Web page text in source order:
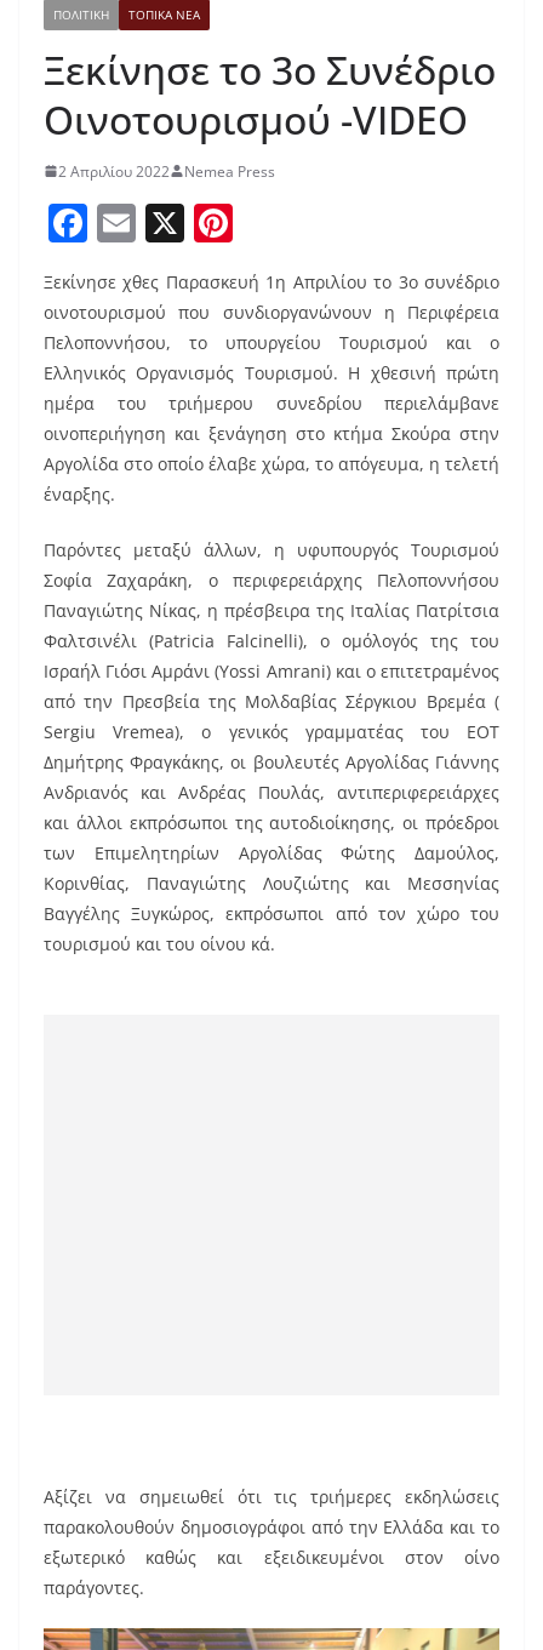
ΠΟΛΙΤΙΚΗ ΤΟΠΙΚΑ ΝΕΑ
Ξεκίνησε το 3ο Συνέδριο
Οινοτουρισμού -VIDEO
2 Απριλίου 2022 Nemea Press
F
c
e
b
o
o
k
E
m
ai
l
X
nt
er
e
st
Ξεκίνησε χθες Παρασκευή 1η Απριλίου τo 3o συνέδριο
οινοτουρισμού που συνδιοργανώνουν η Περιφέρεια
Πελοποννήσου, το υπουργείου Τουρισμού και ο
Ελληνικός Οργανισμός Τουρισμού. Η χθεσινή πρώτη
ημέρα του τριήμερου συνεδρίου περιελάμβανε
οινοπεριήγηση και ξενάγηση στο κτήμα Σκούρα στην
Αργολίδα στο οποίο έλαβε χώρα, το απόγευμα, η τελετή
έναρξης.
Παρόντες μεταξύ άλλων, η υφυπουργός Τουρισμού
Σοφία Ζαχαράκη, ο περιφερειάρχης Πελοποννήσου
Παναγιώτης Νίκας, η πρέσβειρα της Ιταλίας Πατρίτσια
Φαλτσινέλι (Patricia Falcinelli), ο ομόλογός της του
Ισραήλ Γιόσι Αμράνι (Yossi Amrani) και ο επιτετραμένος
από την Πρεσβεία της Μολδαβίας Σέργκιου Βρεμέα (
Sergiu Vremea), ο γενικός γραμματέας του ΕΟΤ
Δημήτρης Φραγκάκης, οι βουλευτές Αργολίδας Γιάννης
Ανδριανός και Ανδρέας Πουλάς, αντιπεριφερειάρχες
και άλλοι εκπρόσωποι της αυτοδιοίκησης, οι πρόεδροι
των Επιμελητηρίων Αργολίδας Φώτης Δαμούλος,
Κορινθίας, Παναγιώτης Λουζιώτης και Μεσσηνίας
Βαγγέλης Ξυγκώρος, εκπρόσωποι από τον χώρο του
τουρισμού και του οίνου κά.
Αξίζει να σημειωθεί ότι τις τριήμερες εκδηλώσεις
παρακολουθούν δημοσιογράφοι από την Ελλάδα και το
εξωτερικό καθώς και εξειδικευμένοι στον οίνο
παράγοντες.